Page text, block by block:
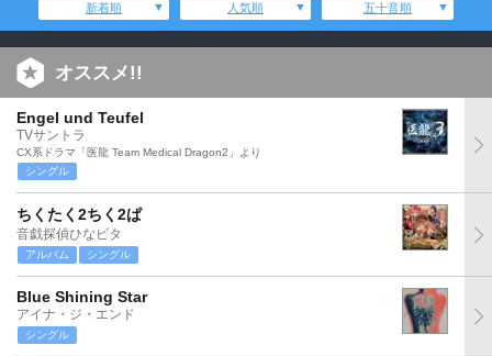
新着順 人気順 五十音順
オススメ!!
Engel und Teufel
TVサントラ
CX系ドラマ「医龍 Team Medical Dragon2」より
シングル
ちくたく2ちく2ぱ
音戯探偵ひなビタ
アルバム シングル
Blue Shining Star
アイナ・ジ・エンド
シングル